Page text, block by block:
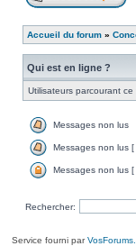
Accueil du forum »
Qui est en ligne ?
Utilisateurs parcourant
Messages non lus
Messages non lus [
Messages non lus [
Rechercher:
Service fourni par